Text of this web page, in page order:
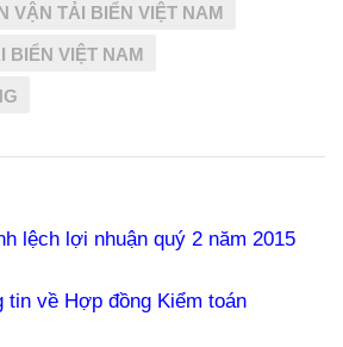
VẬN TẢI BIỂN VIỆT NAM
BIỂN VIỆT NAM
lệch lợi nhuận quý 2 năm 2015
tin về Hợp đồng Kiểm toán